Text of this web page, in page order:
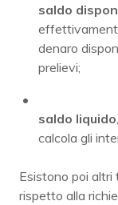
saldo
denaro
prelievi;
saldo liquido
calcola gli
Esistono poi
rispetto alla